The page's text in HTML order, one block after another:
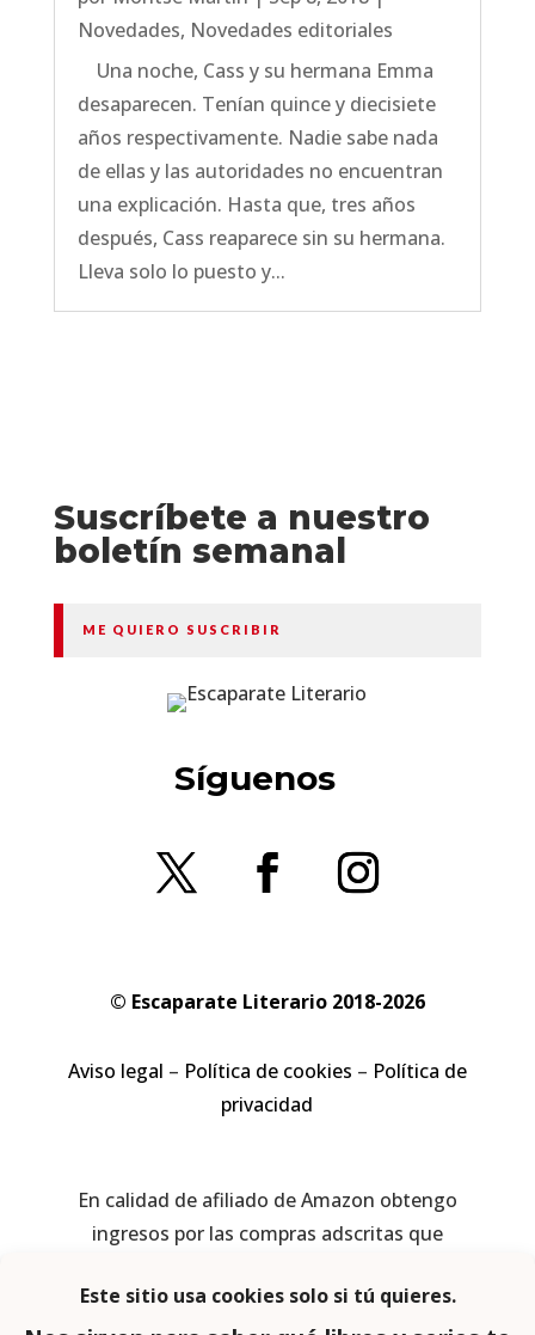
Novedades, Novedades editoriales
Una noche, Cass y su hermana Emma
desaparecen. Tenían quince y diecisiete
años respectivamente. Nadie sabe nada
de ellas y las autoridades no encuentran
una explicación. Hasta que, tres años
después, Cass reaparece sin su hermana.
Lleva solo lo puesto y...
Suscríbete a nuestro
boletín semanal
ME QUIERO SUSCRIBIR
Síguenos
© Escaparate Literario 2018-2026
Aviso legal – Política de cookies – Política de
privacidad
En calidad de afiliado de Amazon obtengo
ingresos por las compras adscritas que